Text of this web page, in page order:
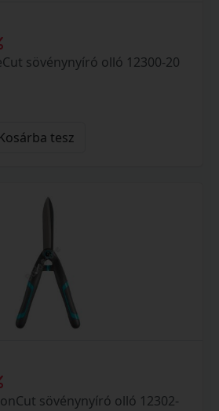
sövénynyíró olló 12300-20
Kosárba tesz
sövénynyíró olló 12302-